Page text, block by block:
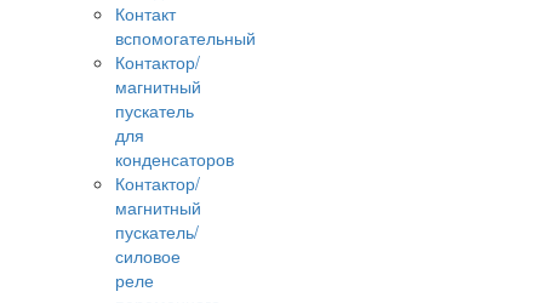
Контакт
вспомогательный
Контактор/
магнитный
пускатель
для
конденсаторов
Контактор/
магнитный
пускатель/
силовое
реле